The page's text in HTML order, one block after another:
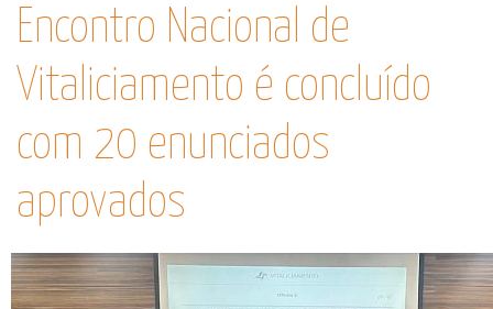
Encontro Nacional de
Vitaliciamento é concluído
com 20 enunciados
aprovados